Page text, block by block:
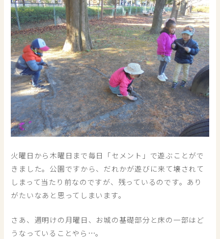
火曜日から木曜日まで毎日「セメント」で遊ぶことがで
きました。公園ですから、だれかが遊びに来て壊されて
しまって当たり前なのですが、残っているのです。あり
がたいなあと思ってしまいます。
さあ、週明けの月曜日、お城の基礎部分と床の一部はど
うなっていることやら…。